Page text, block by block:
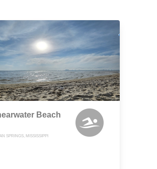
Beach
SPRINGS, MISSISSIPPI